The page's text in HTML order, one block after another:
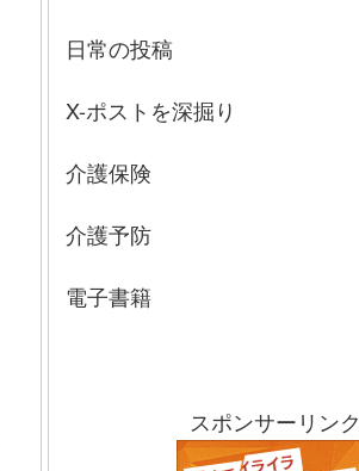
日常の投稿
X-ポストを深掘り
介護保険
介護予防
電子書籍
スポンサーリンク